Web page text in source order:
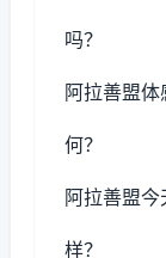
吗？
阿拉善盟
何？
阿拉善盟
样？